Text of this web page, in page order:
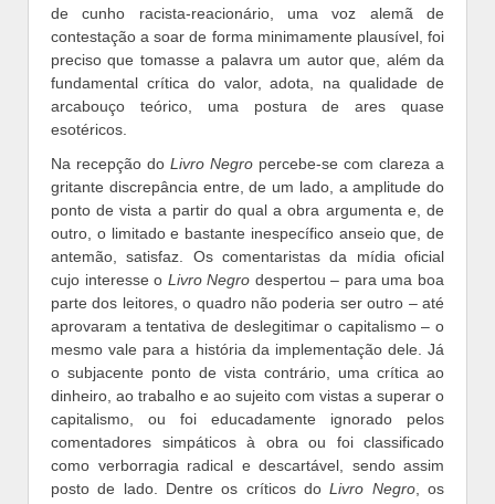
de cunho racista-reacionário, uma voz alemã de
contestação a soar de forma minimamente plausível, foi
preciso que tomasse a palavra um autor que, além da
fundamental crítica do valor, adota, na qualidade de
arcabouço teórico, uma postura de ares quase
esotéricos.
Na recepção do Livro Negro percebe-se com clareza a
gritante discrepância entre, de um lado, a amplitude do
ponto de vista a partir do qual a obra argumenta e, de
outro, o limitado e bastante inespecífico anseio que, de
antemão, satisfaz. Os comentaristas da mídia oficial
cujo interesse o Livro Negro despertou – para uma boa
parte dos leitores, o quadro não poderia ser outro – até
aprovaram a tentativa de deslegitimar o capitalismo – o
mesmo vale para a história da implementação dele. Já
o subjacente ponto de vista contrário, uma crítica ao
dinheiro, ao trabalho e ao sujeito com vistas a superar o
capitalismo, ou foi educadamente ignorado pelos
comentadores simpáticos à obra ou foi classificado
como verborragia radical e descartável, sendo assim
posto de lado. Dentre os críticos doLivro Negro, os